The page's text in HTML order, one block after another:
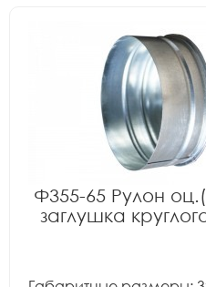
Ф355-65 Рулон
заглушка